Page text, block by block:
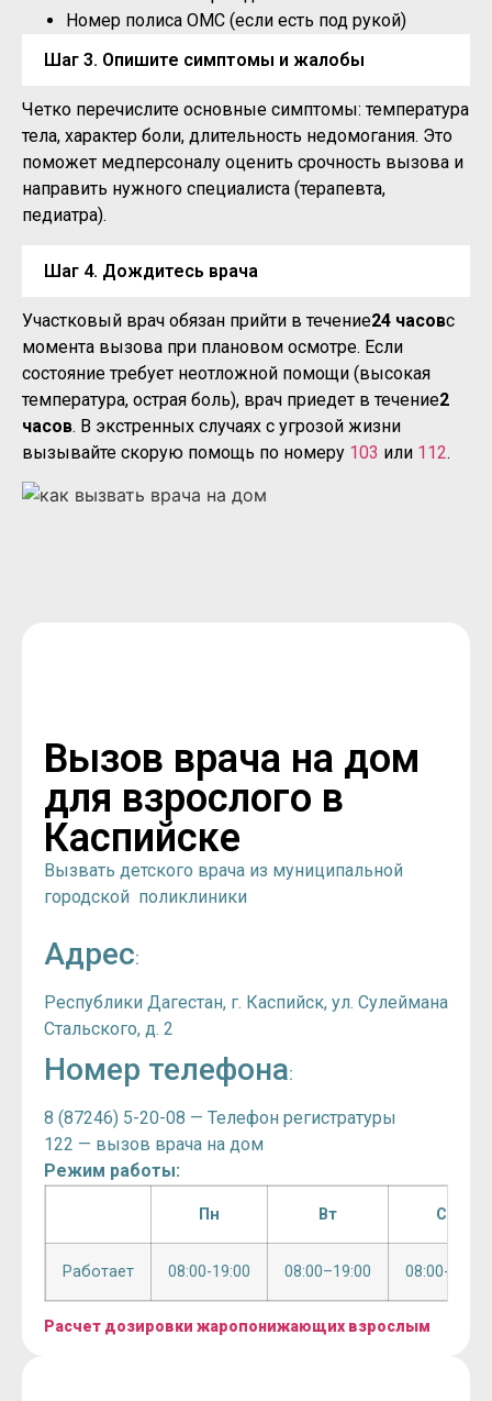
Номер полиса ОМС (если есть под рукой)
Шаг 3. Опишите симптомы и жалобы
Четко перечислите основные симптомы: температура
тела, характер боли, длительность недомогания. Это
поможет медперсоналу оценить срочность вызова и
направить нужного специалиста (терапевта,
педиатра).
Шаг 4. Дождитесь врача
Участковый врач обязан прийти в течение24 часовс
момента вызова при плановом осмотре. Если
состояние требует неотложной помощи (высокая
температура, острая боль), врач приедет в течение2
часов. В экстренных случаях с угрозой жизни
вызывайте скорую помощь по номеру 103 или 112.
Вызов врача на дом
для взрослого в
Каспийске
Вызвать детского врача из муниципальной
городской поликлиники
Адрес:
Республики Дагестан, г. Каспийск, ул. Сулеймана
Стальского, д. 2
Номер телефона:
8 (87246) 5-20-08 — Телефон регистратуры
122 — вызов врача на дом
Режим работы:
Пн Вт Ср
Работает 08:00-19:00 08:00–19:00 08:00-19:00
Расчет дозировки жаропонижающих взрослым